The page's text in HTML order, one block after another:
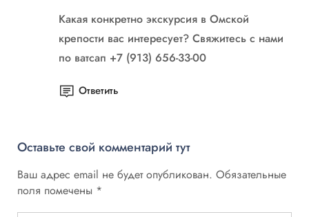
Какая конкретно экскурсия в Омской
крепости вас интересует? Свяжитесь с нами
по ватсап +7 (913) 656-33-00
Ответить
Оставьте свой комментарий тут
Ваш адрес email не будет опубликован. Обязательные
поля помечены *